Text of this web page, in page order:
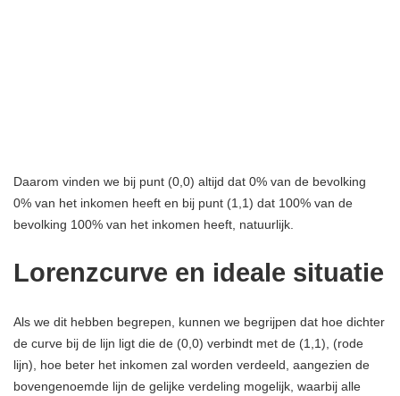
Daarom vinden we bij punt (0,0) altijd dat 0% van de bevolking
0% van het inkomen heeft en bij punt (1,1) dat 100% van de
bevolking 100% van het inkomen heeft, natuurlijk.
Lorenzcurve en ideale situatie
Als we dit hebben begrepen, kunnen we begrijpen dat hoe dichter
de curve bij de lijn ligt die de (0,0) verbindt met de (1,1), (rode
lijn), hoe beter het inkomen zal worden verdeeld, aangezien de
bovengenoemde lijn de gelijke verdeling mogelijk, waarbij alle